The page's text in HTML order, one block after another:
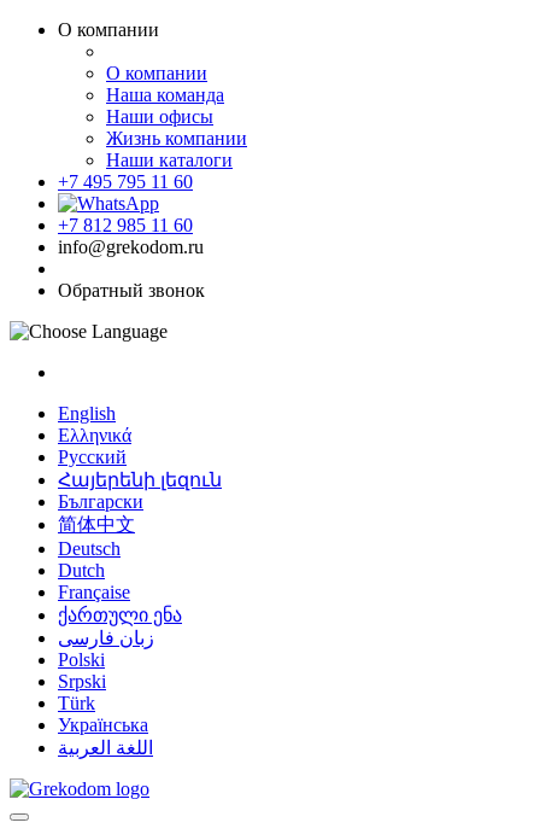
О компании
О компании
Наша команда
Наши офисы
Жизнь компании
Наши каталоги
+7 495 795 11 60
+7 812 985 11 60
info@grekodom.ru
Обратный звонок
English
Ελληνικά
Русский
Հայերենի լեզուն
Български
简体中文
Deutsch
Dutch
Française
ქართული ენა
زبان فارسی
Polski
Srpski
Türk
Українська
اللغة العربية